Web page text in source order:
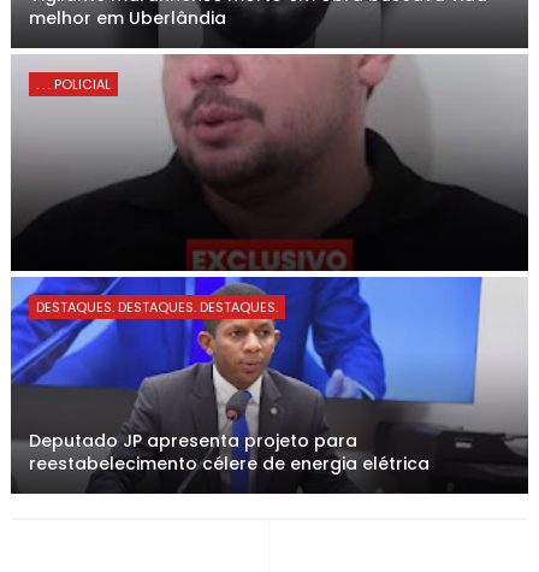
melhor em Uberlândia
. . . POLICIAL
DESTAQUES. DESTAQUES. DESTAQUES.
Deputado JP apresenta projeto para
reestabelecimento célere de energia elétrica